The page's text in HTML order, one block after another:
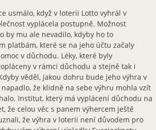
usmálo, když v loterii Lotto vyhrál v
vyplácela postupně. Možnost
by mu ale nevadilo, kdyby ho to
platbám, které se na jeho účtu začaly
v důchodu. Léky, které byly
v rámci důchodu a stejně tak i
věděl, jakou dohru bude jeho výhra v
že klidně na sebe výhru mohla vzít
Institut, který má vyplácení důchodu na
že celou věc s panem výhercem ještě
že výhra v loterii není důvodem pro